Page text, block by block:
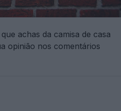
achas da camisa de casa
opinião nos comentários